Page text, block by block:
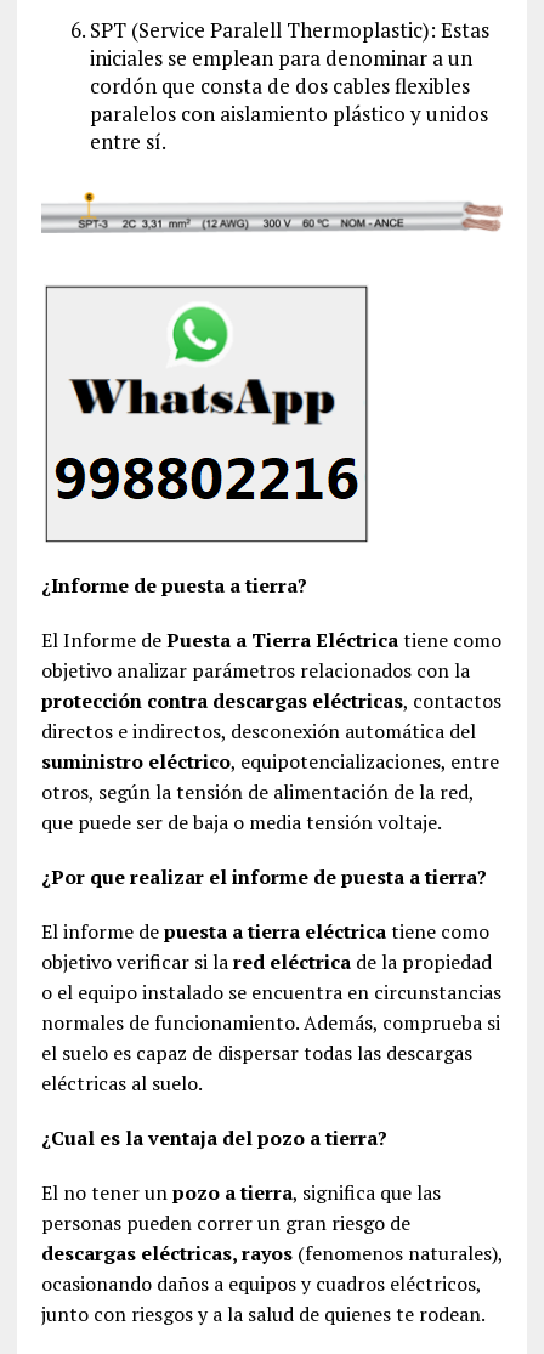
SPT (Service Paralell Thermoplastic): Estas
iniciales se emplean para denominar a un
cordón que consta de dos cables flexibles
paralelos con aislamiento plástico y unidos
entre sí.
¿Informe de puesta a tierra?
El Informe dePuesta a Tierra Eléctricatiene como
objetivo analizar parámetros relacionados con la
protección contra descargas eléctricas, contactos
directos e indirectos, desconexión automática del
suministro eléctrico, equipotencializaciones, entre
otros, según la tensión de alimentación de la red,
que puede ser de baja o media tensión voltaje.
¿Por que realizar el informe de puesta a tierra?
El informe depuesta a tierra eléctricatiene como
objetivo verificar si lared eléctricade la propiedad
o el equipo instalado se encuentra en circunstancias
normales de funcionamiento. Además, comprueba si
el suelo es capaz de dispersar todas las descargas
eléctricas al suelo.
¿Cual es la ventaja del pozo a tierra?
El no tener unpozo a tierra, significa que las
personas pueden correr un gran riesgo de
descargas eléctricas, rayos(fenomenos naturales),
ocasionando daños a equipos y cuadros eléctricos,
junto con riesgos y a la salud de quienes te rodean.